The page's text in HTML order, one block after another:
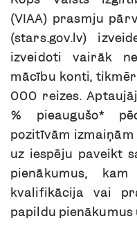
(VIAA) prasmju
(stars.gov.lv)
izveidoti vairāk
mācību konti,
000 reizes.
% pieaugušo*
pozitīvām
uz iespēju paveikt
pienākumus,
kvalifikācija vai
papildu pienākumus